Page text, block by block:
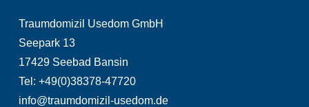
Traumdomizil Usedom GmbH
Seepark 13
17429 Seebad Bansin
Tel: +49(0)38378-47720
info@traumdomizil-usedom.de